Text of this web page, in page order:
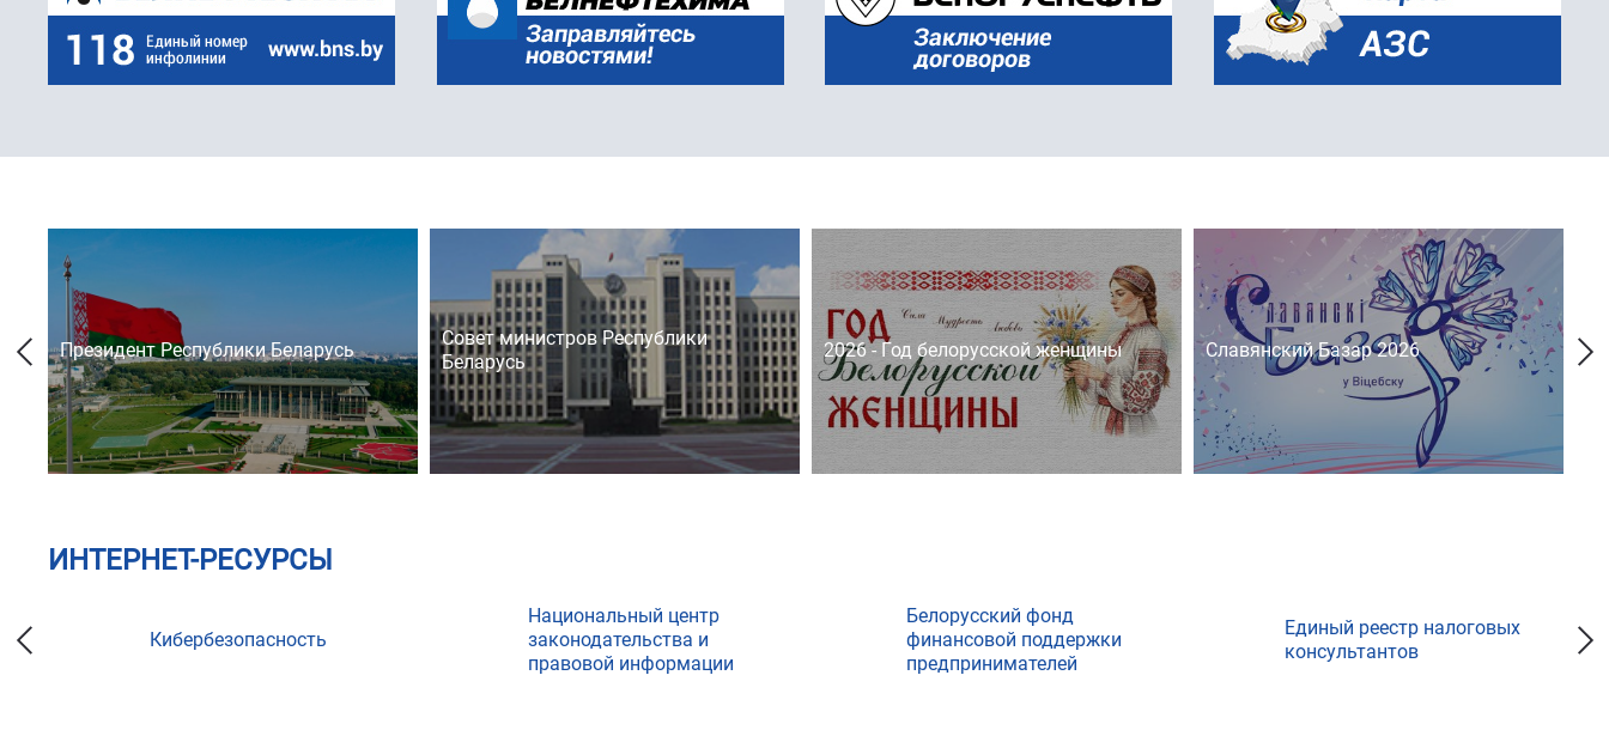
Президент Республики Беларусь
Совет министров Республики
Беларусь
2026 - Год белорусской женщины Славянский Базар 2026
ИНТЕРНЕТ-РЕСУРСЫ
Кибербезопасность
Национальный центр
законодательства и
правовой информации
Белорусский фонд
финансовой поддержки
предпринимателей
Единый реестр налоговых
консультантов